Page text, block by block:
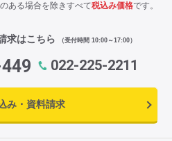
ある場合を除きすべて税込み価格です。
求はこちら （受付時間 10:00～17:00）
022-225-2211
み・資料請求